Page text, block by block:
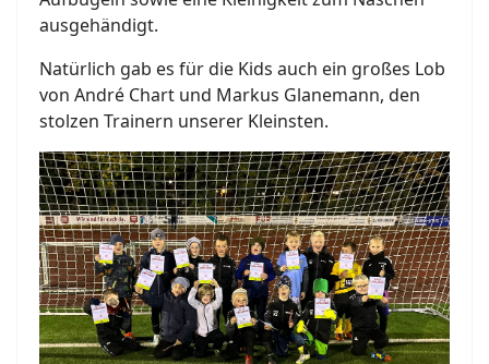
ausgehändigt.
Natürlich gab es für die Kids auch ein großes Lob
von André Chart und Markus Glanemann, den
stolzen Trainern unserer Kleinsten.